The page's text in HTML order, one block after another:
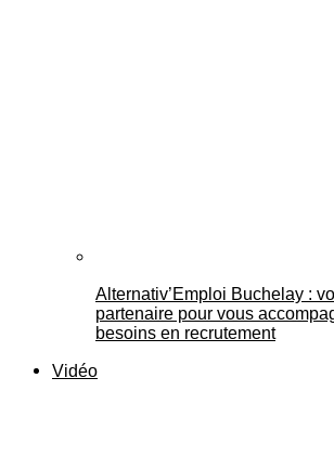
Alternativ’Emploi Buchelay :
partenaire pour vous
besoins en recrutement
Vidéo